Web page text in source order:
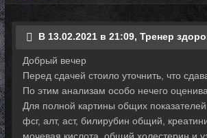
В 13.02.2021 в 21:09, Тренер
Добрый вечер
Перед сдачей стоило уточнить, что
По этим анализам особо нечего
Для полной картины общих показателей
фсг, алт, аст, билирубин общий,